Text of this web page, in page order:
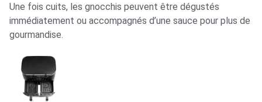
Une fois cuits, les gnocchis peuvent être dégustés
immédiatement ou accompagnés d’une sauce pour plus de
gourmandise.